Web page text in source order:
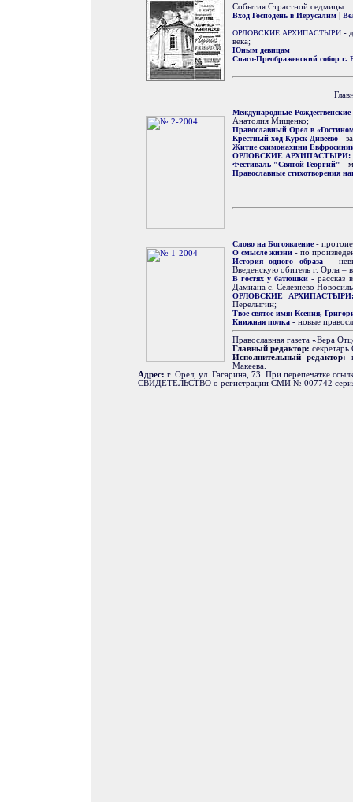
События Страстной седмицы:
Вход Господень в Иерусалим
ОРЛОВСКИЕ АРХИПАСТЫРИ-
века;
Юным девицам
Спасо-Преображенский собор г.
Международные
Анатолия Мищенко;
Православный Орел в
Крестный ход Курск-Дивеево-
Житие схимонахини
ОРЛОВСКИЕ АРХИПАСТЫРИ:
Фестиваль "Святой Георгий" -
Православные стихотворения
Слово на Богоявление-
О смысле жизни- по
История одного образа -
Введенскую обитель г. Орла –
В гостях у батюшки - рассказ
Дамиана с. Селезнево
ОРЛОВСКИЕ АРХИПАСТЫРИ:
Перелыгин;
Твое святое имя: Ксения,
Книжная полка- новые
Православная газета «Вера
Главный редактор:
Исполнительный редактор:
Макеева.
Адрес: г. Орел, ул. Гагарина, 73. При перепечатке
СВИДЕТЕЛЬСТВО о регистрации СМИ № 007742